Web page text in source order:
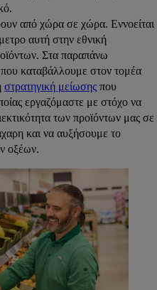
από χώρα σε χώρα. Εννοείται
αυτή στην εθνική
Στα παραπάνω
που καταβάλλουμε στον τομέα
στρατηγική μείωσης που
εργαζόμαστε με στόχο να
των προϊόντων μας σε
και να αυξήσουμε το
οξέων.